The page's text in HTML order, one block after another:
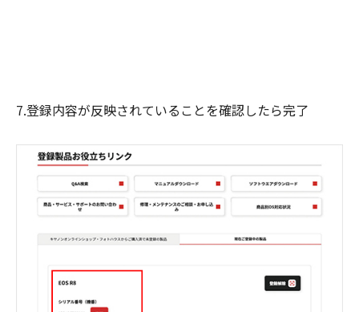
7.登録内容が反映されていることを確認したら完了